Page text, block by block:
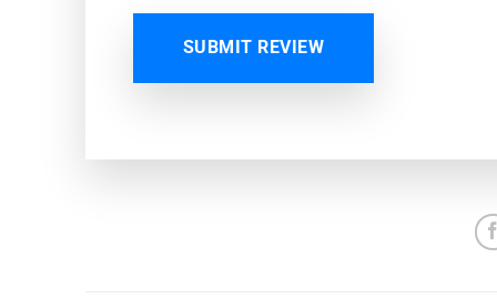
SUBMIT REVIEW